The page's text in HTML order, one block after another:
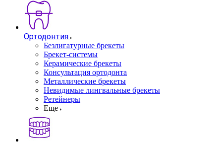
Ортодонтия
Безлигатурные брекеты
Брекет-системы
Керамические брекеты
Консультация ортодонта
Металлические брекеты
Невидимые лингвальные брекеты
Ретейнеры
Еще